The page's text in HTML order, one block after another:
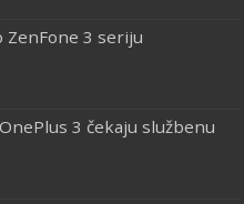
ZenFone 3 seriju
3 čekaju službenu